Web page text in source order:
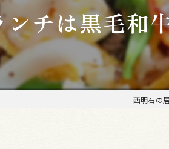
お料理
お飲み物
チは黒毛和
西明石の